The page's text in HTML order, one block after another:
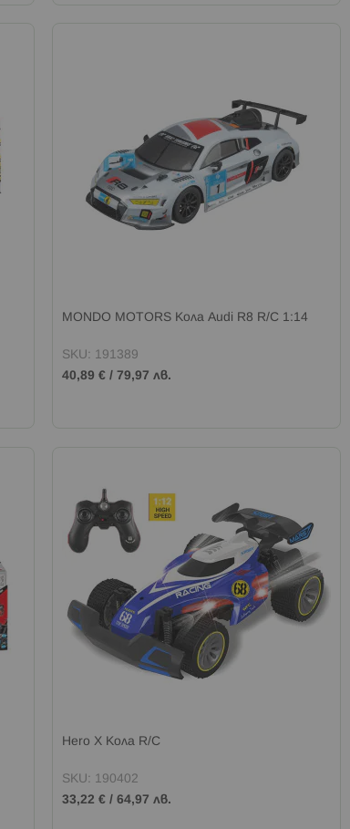
MONDO MOTORS Кола Audi R8 R/C 1:14
SKU: 191389
40,89 € /79,97 лв.
Hero X Кола R/C
SKU: 190402
33,22 € /64,97 лв.